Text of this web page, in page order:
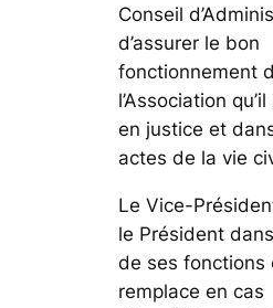
Conseil
d’assurer le bon
fonctionnement
l’Association
en justice et
actes de la vie
Le Vice-
le Président
de ses fonctions
remplace en cas